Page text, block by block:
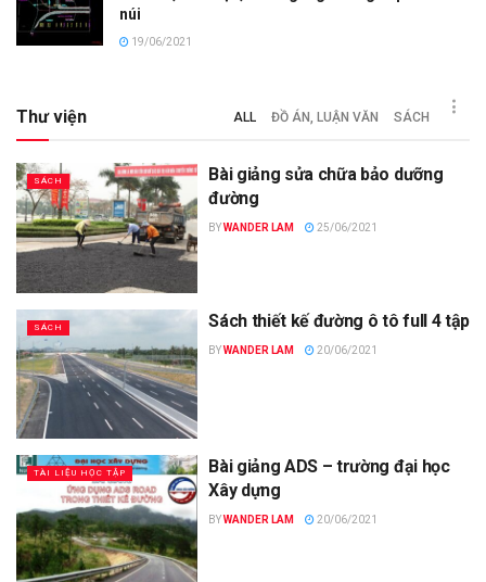
núi
19/06/2021
Thư viện ALL ĐỒ ÁN, LUẬN VĂN SÁCH
SÁCH
Bài giảng sửa chữa bảo dưỡng
đường
BYWANDER LAM 25/06/2021
SÁCH Sách thiết kế đường ô tô full 4 tập
BYWANDER LAM 20/06/2021
TÀI LIỆU HỌC TẬP
Bài giảng ADS – trường đại học
Xây dựng
BYWANDER LAM 20/06/2021